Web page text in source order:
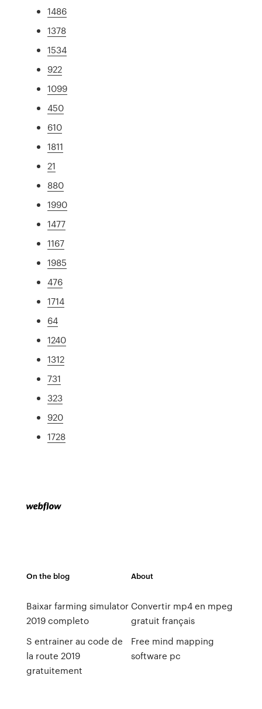
1486
1378
1534
922
1099
450
610
1811
21
880
1990
1477
1167
1985
476
1714
64
1240
1312
731
323
920
1728
On the blog
Baixar farming simulator
2019 completo
S entrainer au code de
la route 2019
gratuitement
About
Convertir mp4 en mpeg
gratuit français
Free mind mapping
software pc